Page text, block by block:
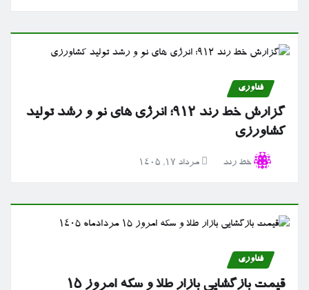
فناوری
گزارش خط رند ۹۱۲؛ انرژی های نو و رشد تولید
کشاورزی
خط رند مرداد ۱۷, ۱۴۰۵
فناوری
قیمت بازگشایی بازار طلا و سکه امروز ۱۵